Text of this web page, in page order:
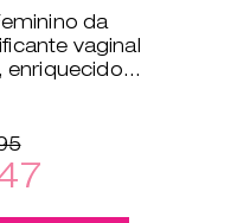
da
vaginal
enriquecido
t